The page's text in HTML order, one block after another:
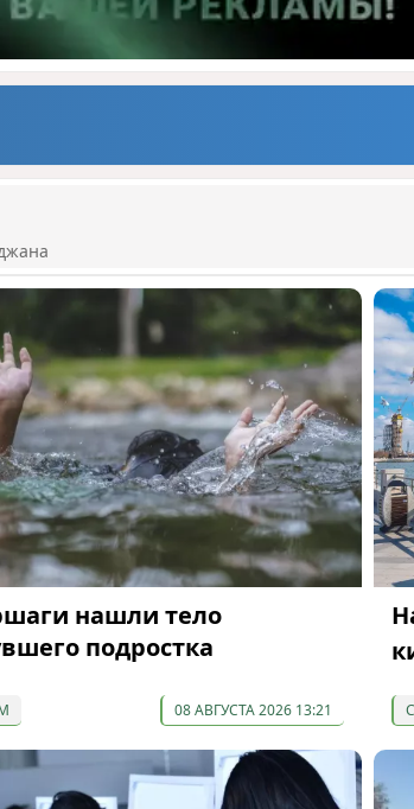
нашли тело
подростка
08 АВГУСТА 2026 13:21